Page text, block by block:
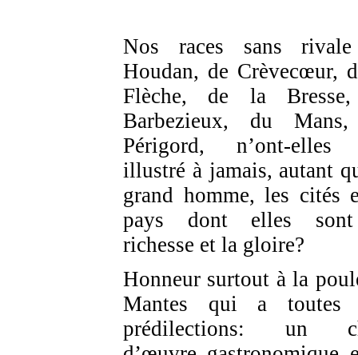
Nos races sans
Houdan, de Crèvecœur,
Flèche, de la
Barbezieux, du
Périgord, n’ont-elles
illustré à jamais, autant
grand homme, les cités
pays dont elles
richesse et la gloire?
Honneur surtout à la
Mantes qui a toutes
prédilections: un